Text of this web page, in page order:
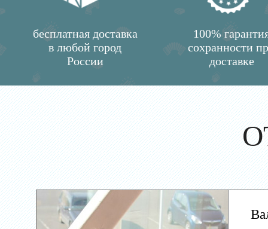
бесплатная доставка
в любой город
России
100%
сохранности
доставке